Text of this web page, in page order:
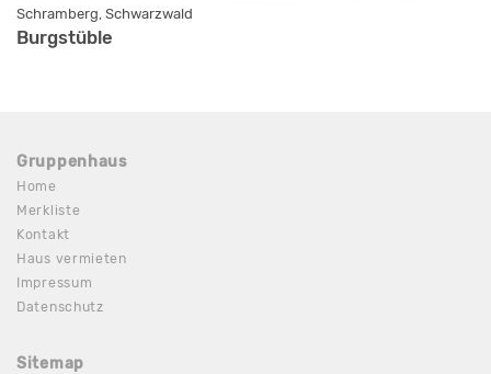
Schramberg, Schwarzwald
Burgstüble
Gruppenhaus
Home
Merkliste
Kontakt
Haus vermieten
Impressum
Datenschutz
Sitemap